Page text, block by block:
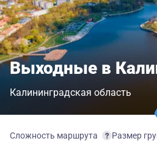
Выходные в
Калининградская область
Сложность маршрута Размер